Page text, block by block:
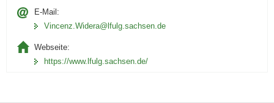
E-Mail:
Vincenz.Widera@lfulg.sachsen.de
Webseite:
https://www.lfulg.sachsen.de/